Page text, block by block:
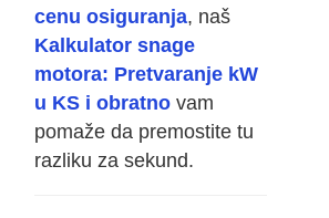
cenu osiguranja, naš
Kalkulator snage
motora: Pretvaranje kW
u KS i obratno vam
pomaže da premostite tu
razliku za sekund.